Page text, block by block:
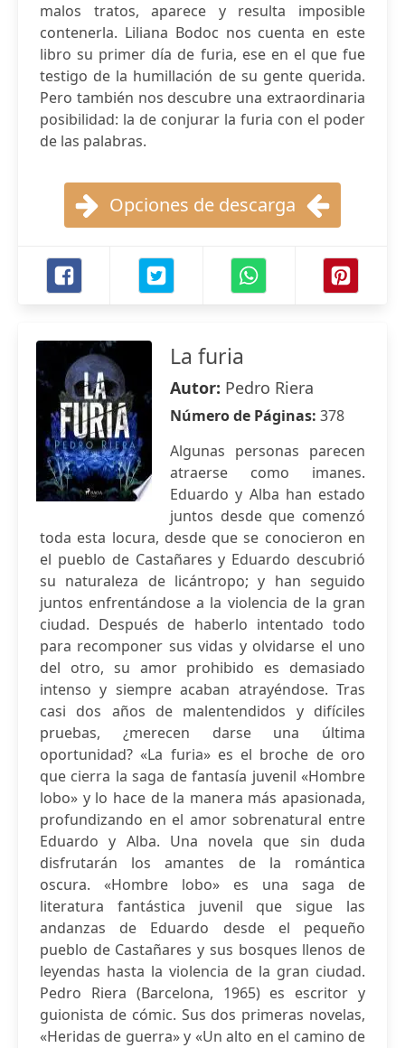
malos tratos, aparece y resulta imposible
contenerla. Liliana Bodoc nos cuenta en este
libro su primer día de furia, ese en el que fue
testigo de la humillación de su gente querida.
Pero también nos descubre una extraordinaria
posibilidad: la de conjurar la furia con el poder
de las palabras.
Opciones de descarga
La furia
Autor: Pedro Riera
Número de Páginas: 378
Algunas personas parecen
atraerse como imanes.
Eduardo y Alba han estado
juntos desde que comenzó
toda esta locura, desde que se conocieron en
el pueblo de Castañares y Eduardo descubrió
su naturaleza de licántropo; y han seguido
juntos enfrentándose a la violencia de la gran
ciudad. Después de haberlo intentado todo
para recomponer sus vidas y olvidarse el uno
del otro, su amor prohibido es demasiado
intenso y siempre acaban atrayéndose. Tras
casi dos años de malentendidos y difíciles
pruebas, ¿merecen darse una última
oportunidad? «La furia» es el broche de oro
que cierra la saga de fantasía juvenil «Hombre
lobo» y lo hace de la manera más apasionada,
profundizando en el amor sobrenatural entre
Eduardo y Alba. Una novela que sin duda
disfrutarán los amantes de la romántica
oscura. «Hombre lobo» es una saga de
literatura fantástica juvenil que sigue las
andanzas de Eduardo desde el pequeño
pueblo de Castañares y sus bosques llenos de
leyendas hasta la violencia de la gran ciudad.
Pedro Riera (Barcelona, 1965) es escritor y
guionista de cómic. Sus dos primeras novelas,
«Heridas de guerra» y «Un alto en el camino de